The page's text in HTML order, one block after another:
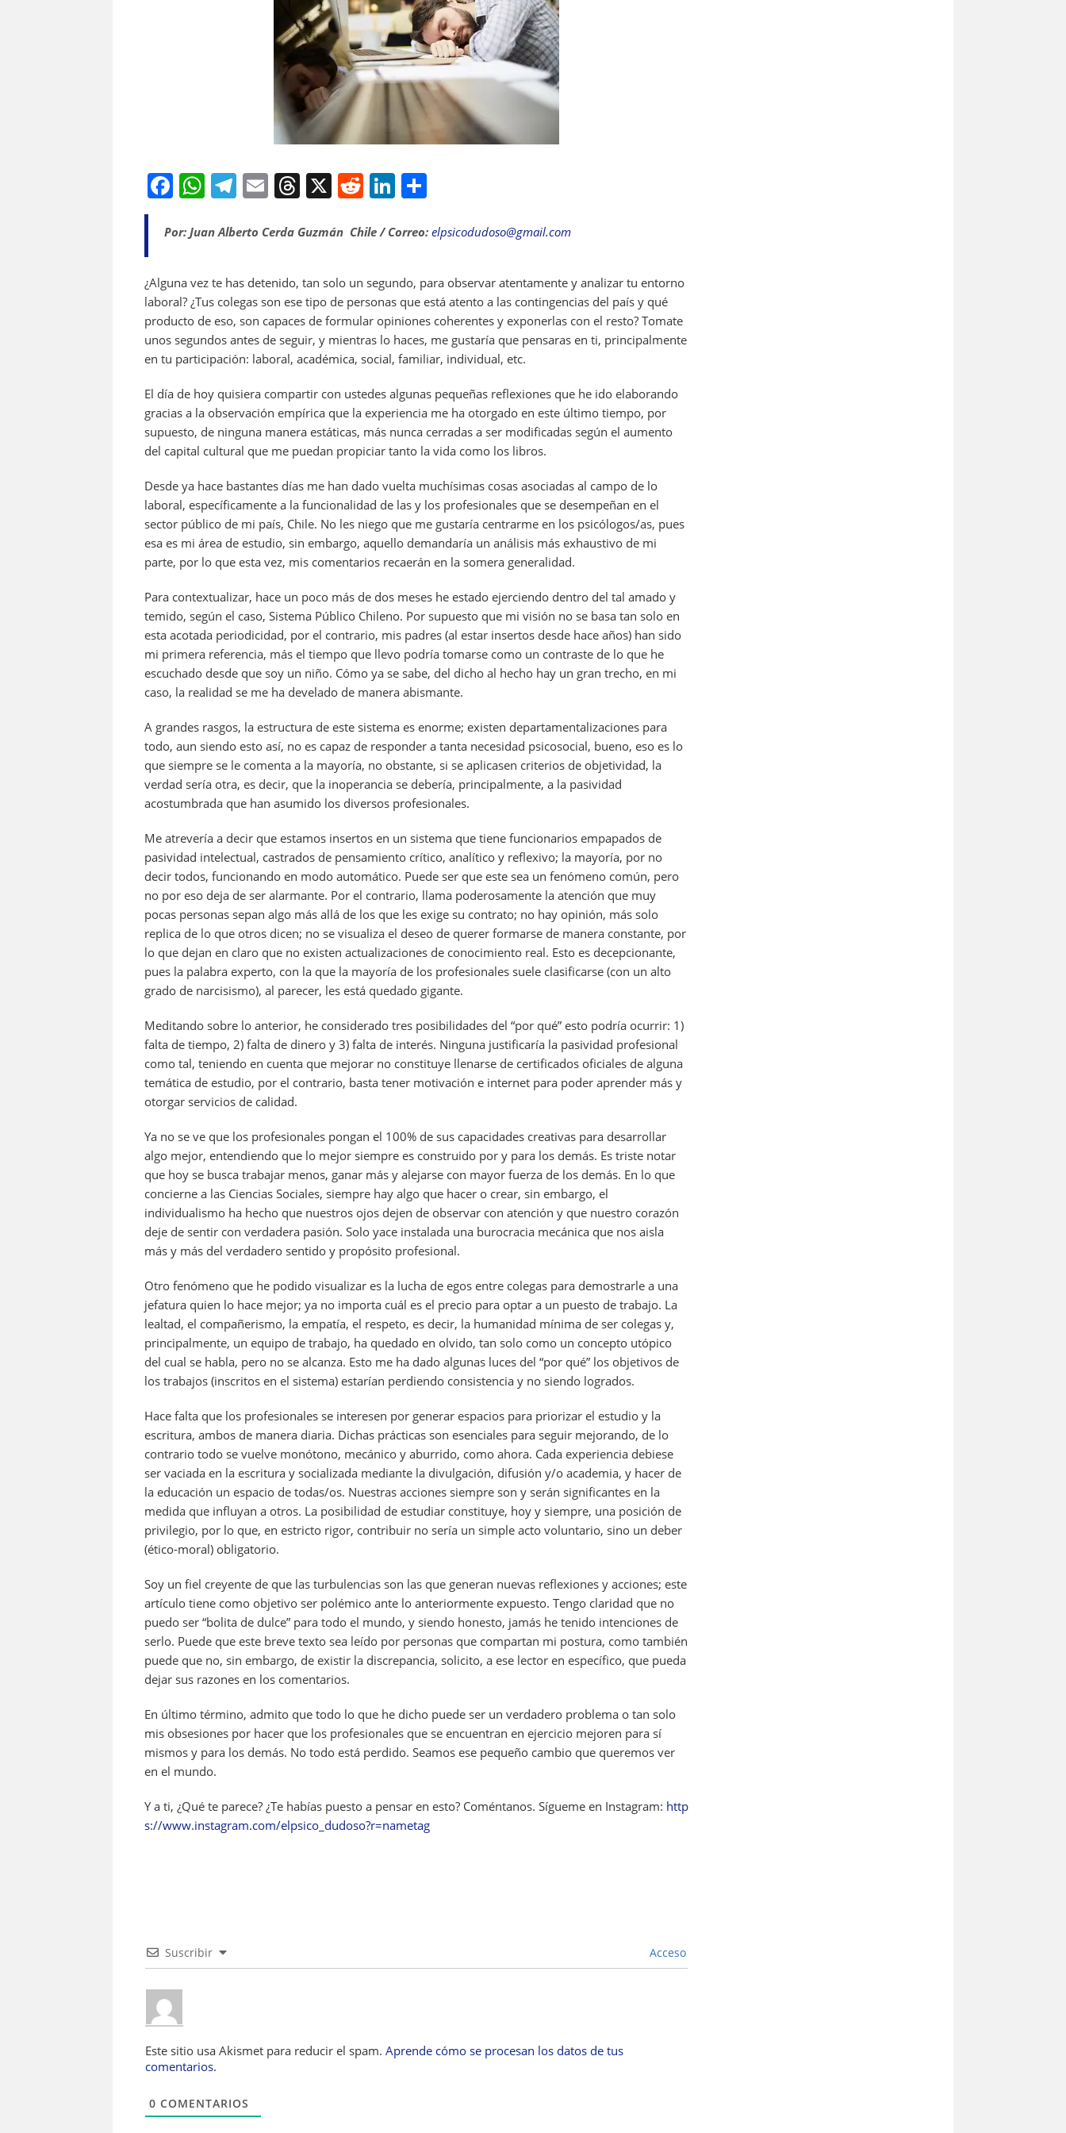
F
c
b
o
o
k
W
at
A
p
p
T
e
a
m
E
ai
T
re
d
s
X R
d
t
Li
k
dI
n
ar
Por: Juan Alberto Cerda Guzmán Chile /Correo: elpsicodudoso@gmail.com
¿Alguna vez te has detenido, tan solo un segundo, para observar atentamente y analizar tu entorno
laboral? ¿Tus colegas son ese tipo de personas que está atento a las contingencias del país y qué
producto de eso, son capaces de formular opiniones coherentes y exponerlas con el resto? Tomate
unos segundos antes de seguir, y mientras lo haces, me gustaría que pensaras en ti, principalmente
en tu participación: laboral, académica, social, familiar, individual, etc.
El día de hoy quisiera compartir con ustedes algunas pequeñas reflexiones que he ido elaborando
gracias a la observación empírica que la experiencia me ha otorgado en este último tiempo, por
supuesto, de ninguna manera estáticas, más nunca cerradas a ser modificadas según el aumento
del capital cultural que me puedan propiciar tanto la vida como los libros.
Desde ya hace bastantes días me han dado vuelta muchísimas cosas asociadas al campo de lo
laboral, específicamente a la funcionalidad de las y los profesionales que se desempeñan en el
sector público de mi país, Chile. No les niego que me gustaría centrarme en los psicólogos/as, pues
esa es mi área de estudio, sin embargo, aquello demandaría un análisis más exhaustivo de mi
parte, por lo que esta vez, mis comentarios recaerán en la somera generalidad.
Para contextualizar, hace un poco más de dos meses he estado ejerciendo dentro del tal amado y
temido, según el caso, Sistema Público Chileno. Por supuesto que mi visión no se basa tan solo en
esta acotada periodicidad, por el contrario, mis padres (al estar insertos desde hace años) han sido
mi primera referencia, más el tiempo que llevo podría tomarse como un contraste de lo que he
escuchado desde que soy un niño. Cómo ya se sabe, del dicho al hecho hay un gran trecho, en mi
caso, la realidad se me ha develado de manera abismante.
A grandes rasgos, la estructura de este sistema es enorme; existen departamentalizaciones para
todo, aun siendo esto así, no es capaz de responder a tanta necesidad psicosocial, bueno, eso es lo
que siempre se le comenta a la mayoría, no obstante, si se aplicasen criterios de objetividad, la
verdad sería otra, es decir, que la inoperancia se debería, principalmente, a la pasividad
acostumbrada que han asumido los diversos profesionales.
Me atrevería a decir que estamos insertos en un sistema que tiene funcionarios empapados de
pasividad intelectual, castrados de pensamiento crítico, analítico y reflexivo; la mayoría, por no
decir todos, funcionando en modo automático. Puede ser que este sea un fenómeno común, pero
no por eso deja de ser alarmante. Por el contrario, llama poderosamente la atención que muy
pocas personas sepan algo más allá de los que les exige su contrato; no hay opinión, más solo
replica de lo que otros dicen; no se visualiza el deseo de querer formarse de manera constante, por
lo que dejan en claro que no existen actualizaciones de conocimiento real. Esto es decepcionante,
pues la palabra experto, con la que la mayoría de los profesionales suele clasificarse (con un alto
grado de narcisismo), al parecer, les está quedado gigante.
Meditando sobre lo anterior, he considerado tres posibilidades del “por qué” esto podría ocurrir: 1)
falta de tiempo, 2) falta de dinero y 3) falta de interés. Ninguna justificaría la pasividad profesional
como tal, teniendo en cuenta que mejorar no constituye llenarse de certificados oficiales de alguna
temática de estudio, por el contrario, basta tener motivación e internet para poder aprender más y
otorgar servicios de calidad.
Ya no se ve que los profesionales pongan el 100% de sus capacidades creativas para desarrollar
algo mejor, entendiendo que lo mejor siempre es construido por y para los demás. Es triste notar
que hoy se busca trabajar menos, ganar más y alejarse con mayor fuerza de los demás. En lo que
concierne a las Ciencias Sociales, siempre hay algo que hacer o crear, sin embargo, el
individualismo ha hecho que nuestros ojos dejen de observar con atención y que nuestro corazón
deje de sentir con verdadera pasión. Solo yace instalada una burocracia mecánica que nos aisla
más y más del verdadero sentido y propósito profesional.
Otro fenómeno que he podido visualizar es la lucha de egos entre colegas para demostrarle a una
jefatura quien lo hace mejor; ya no importa cuál es el precio para optar a un puesto de trabajo. La
lealtad, el compañerismo, la empatía, el respeto, es decir, la humanidad mínima de ser colegas y,
principalmente, un equipo de trabajo, ha quedado en olvido, tan solo como un concepto utópico
del cual se habla, pero no se alcanza. Esto me ha dado algunas luces del “por qué” los objetivos de
los trabajos (inscritos en el sistema) estarían perdiendo consistencia y no siendo logrados.
Hace falta que los profesionales se interesen por generar espacios para priorizar el estudio y la
escritura, ambos de manera diaria. Dichas prácticas son esenciales para seguir mejorando, de lo
contrario todo se vuelve monótono, mecánico y aburrido, como ahora. Cada experiencia debiese
ser vaciada en la escritura y socializada mediante la divulgación, difusión y/o academia, y hacer de
la educación un espacio de todas/os. Nuestras acciones siempre son y serán significantes en la
medida que influyan a otros. La posibilidad de estudiar constituye, hoy y siempre, una posición de
privilegio, por lo que, en estricto rigor, contribuir no sería un simple acto voluntario, sino un deber
(ético-moral) obligatorio.
Soy un fiel creyente de que las turbulencias son las que generan nuevas reflexiones y acciones; este
artículo tiene como objetivo ser polémico ante lo anteriormente expuesto. Tengo claridad que no
puedo ser “bolita de dulce” para todo el mundo, y siendo honesto, jamás he tenido intenciones de
serlo. Puede que este breve texto sea leído por personas que compartan mi postura, como también
puede que no, sin embargo, de existir la discrepancia, solicito, a ese lector en específico, que pueda
dejar sus razones en los comentarios.
En último término, admito que todo lo que he dicho puede ser un verdadero problema o tan solo
mis obsesiones por hacer que los profesionales que se encuentran en ejercicio mejoren para sí
mismos y para los demás. No todo está perdido. Seamos ese pequeño cambio que queremos ver
en el mundo.
Y a ti, ¿Qué te parece? ¿Te habías puesto a pensar en esto? Coméntanos. Sígueme en Instagram: http
s://www.instagram.com/elpsico_dudoso?r=nametag
Suscribir Acceso
Este sitio usa Akismet para reducir el spam. Aprende cómo se procesan los datos de tus
comentarios.
0 COMENTARIOS